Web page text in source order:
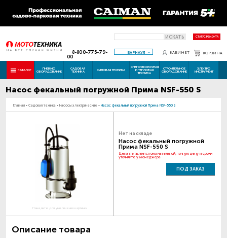
ИСКАТЬ СТАТУС РЕМОНТА
8-800-775-79-
00
БАРНАУЛ КАБИНЕТ КОРЗИНА
КАТАЛОГ ПНЕВМО
ОБОРУДОВАНИЕ
САДОВАЯ
ТЕХНИКА СИЛОВАЯ ТЕХНИКА
СНЕГОУБОРОЧНАЯ
И ТЕПЛОВАЯ
ТЕХНИКА
СТРОИТЕЛЬНОЕ
ОБОРУДОВАНИЕ
ЭЛЕКТРО
ИНСТРУМЕНТ
Насос фекальный погружной Прима NSF-550 S
Главная - Садовая техника - Насосы электрические - Насос фекальный погружной Прима NSF-550 S
Наведите для увеличения картинки
Нет на складе
Насос фекальный погружной
Прима NSF-550 S
Цена не является окончательной, точную цену и сроки
уточняйте у менеджера
ПОД ЗАКАЗ
Описание товара